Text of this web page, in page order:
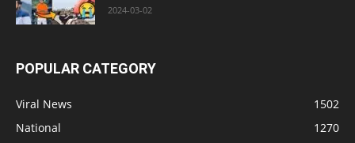
2024-03-02
POPULAR CATEGORY
Viral News
1502
National
1270